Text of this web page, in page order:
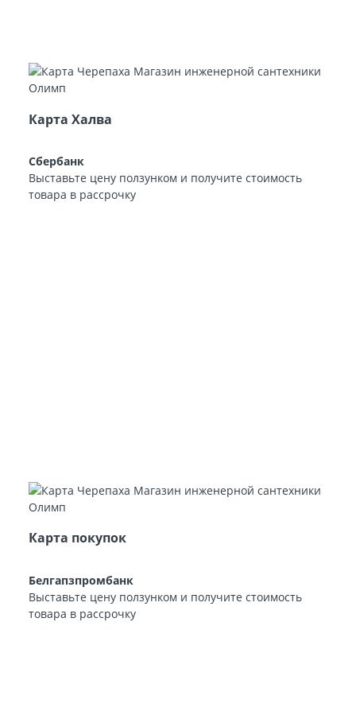
Карта Халва
Сбербанк
Выставьте цену ползунком и получите стоимость
товара в рассрочку
Карта покупок
Белгапзпромбанк
Выставьте цену ползунком и получите стоимость
товара в рассрочку